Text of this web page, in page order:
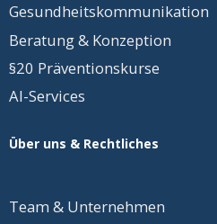
Gesundheits­kommunikation
Beratung & Konzeption
§20 Präventionskurse
AI-Services
Über uns & Rechtliches
Team & Unternehmen